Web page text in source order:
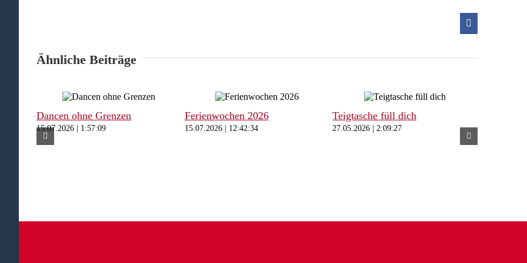
Facebook
Ähnliche Beiträge
Dancen ohne Grenzen
15.07.2026 | 1:57:09
Ferienwochen 2026
15.07.2026 | 12:42:34
Teigtasche füll dich
27.05.2026 | 2:09:27